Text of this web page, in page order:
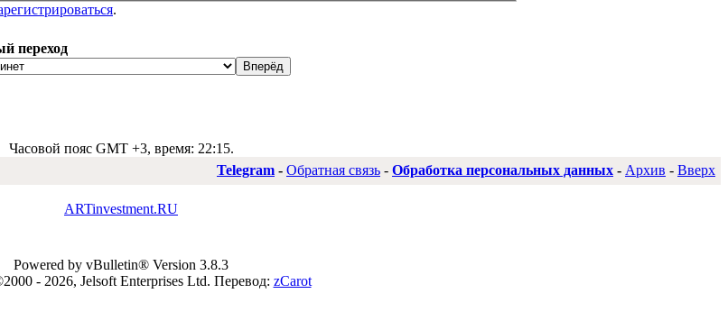
.
переход
Часовой пояс GMT +3, время: 22:15.
Telegram - Обратная связь - Обработка персональных данных - Архив - Вверх
ARTinvestment.RU
Powered by vBulletin® Version 3.8.3
- 2026, Jelsoft Enterprises Ltd. Перевод: zCarot